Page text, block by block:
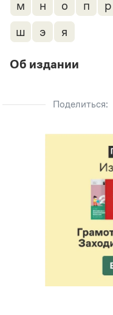
Об издании
Поделиться: